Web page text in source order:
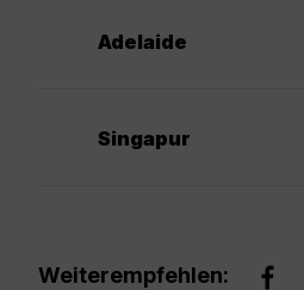
Adelaide
Singapur
Weiterempfehlen: